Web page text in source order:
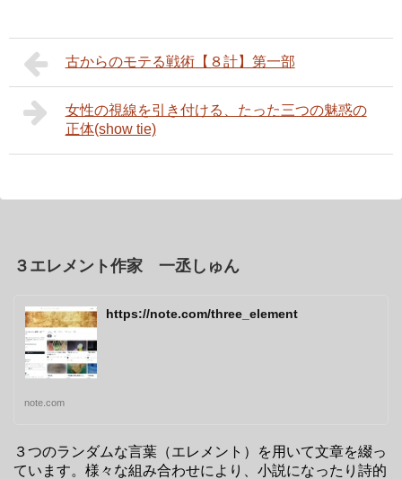
古からのモテる戦術【８計】第一部
女性の視線を引き付ける、たった三つの魅惑の
正体(show tie)
３エレメント作家 一丞しゅん
https://note.com/three_element
note.com
３つのランダムな言葉（エレメント）を用いて文章を綴っ
ています。様々な組み合わせにより、小説になったり詩的